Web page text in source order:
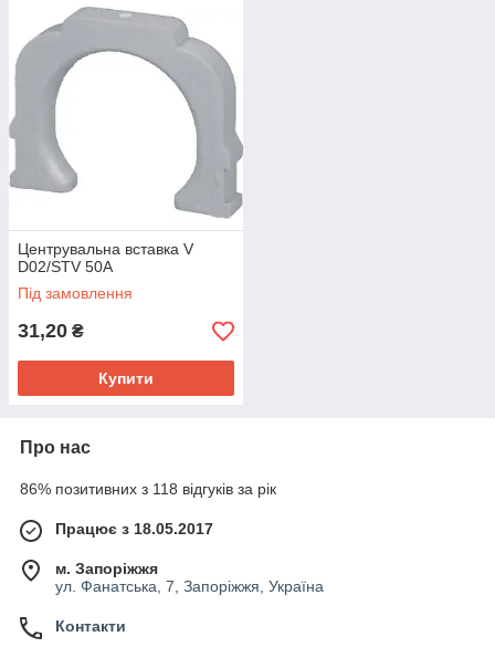
Центрувальна вставка V
D02/STV 50A
Під замовлення
31,20 ₴
Купити
Про нас
86% позитивних з 118 відгуків за рік
Працює з 18.05.2017
м. Запоріжжя
ул. Фанатська, 7, Запоріжжя, Україна
Контакти